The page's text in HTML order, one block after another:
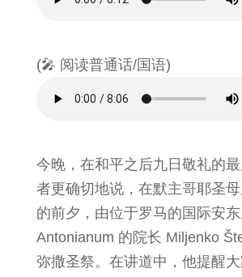
(🎤 阅读普通话/国语)
今晚，在和平之后九日敬礼的
者更确切地说，在默主哥耶圣
的前夕，由位于罗马的国际安
Antonianum 的院长 Miljenko
弥撒圣祭。在讲道中，他提醒